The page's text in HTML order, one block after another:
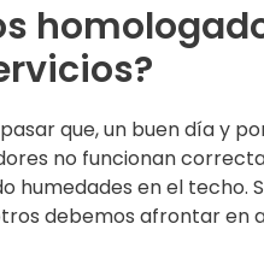
que, un buen día y
no funcionan
humedades en el techo.
debemos afrontar en